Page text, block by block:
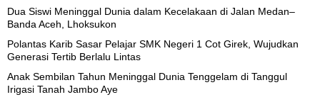
Dua Siswi Meninggal Dunia dalam Kecelakaan di Jalan Medan–
Banda Aceh, Lhoksukon
Polantas Karib Sasar Pelajar SMK Negeri 1 Cot Girek, Wujudkan
Generasi Tertib Berlalu Lintas
Anak Sembilan Tahun Meninggal Dunia Tenggelam di Tanggul
Irigasi Tanah Jambo Aye